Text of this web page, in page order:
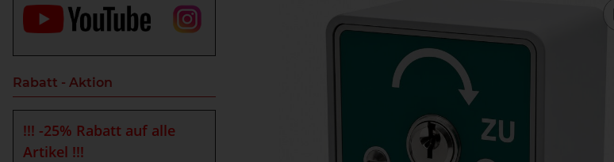
Rabatt - Aktion
!!! -25% Rabatt auf alle
Artikel !!!